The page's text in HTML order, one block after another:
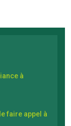
à
faire appel à